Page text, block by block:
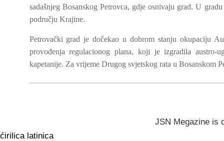
sadašnjeg Bosanskog Petrovca, gdje osnivaju grad. U
području Krajine.
Petrovački grad je dočekao u dobrom stanju okupaciju
provođenja regulacionog plana, koji je izgradila austro-
kapetanije. Za vrijeme Drugog svjetskog rata u Bosanskom
JSN Megazine is
ćirilica latinica